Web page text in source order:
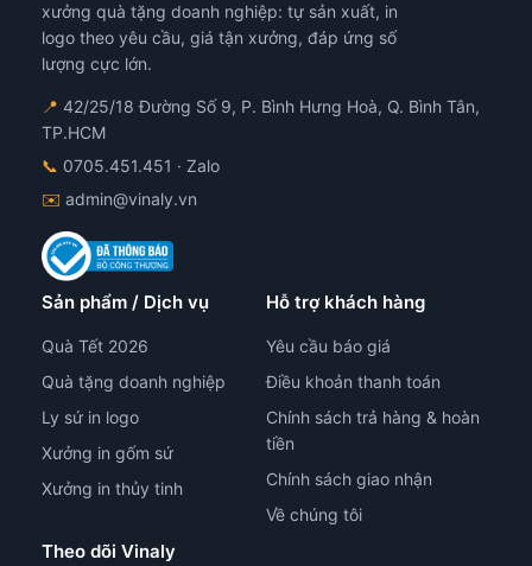
xưởng quà tặng doanh nghiệp: tự sản xuất, in
logo theo yêu cầu, giá tận xưởng, đáp ứng số
lượng cực lớn.
📍 42/25/18 Đường Số 9, P. Bình Hưng Hoà, Q. Bình Tân,
TP.HCM
📞 0705.451.451 · Zalo
✉️ admin@vinaly.vn
Sản phẩm / Dịch vụ
Quà Tết 2026
Quà tặng doanh nghiệp
Ly sứ in logo
Xưởng in gốm sứ
Xưởng in thủy tinh
Hỗ trợ khách hàng
Yêu cầu báo giá
Điều khoản thanh toán
Chính sách trả hàng & hoàn
tiền
Chính sách giao nhận
Về chúng tôi
Theo dõi Vinaly